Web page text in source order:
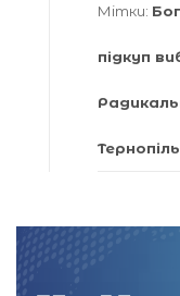
Мітки:
підкуп